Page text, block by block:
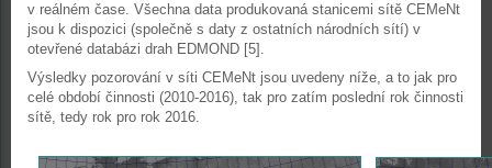
v reálném čase. Všechna data produkovaná stanicemi sítě CEMeNt
jsou k dispozici (společně s daty z ostatních národních sítí) v
otevřené databázi drah EDMOND [5].
Výsledky pozorování v síti CEMeNt jsou uvedeny níže, a to jak pro
celé období činnosti (2010-2016), tak pro zatím poslední rok činnosti
sítě, tedy rok pro rok 2016.